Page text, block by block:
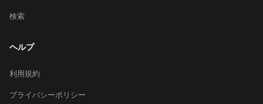
検索
ヘルプ
利用規約
プライバシーポリシー